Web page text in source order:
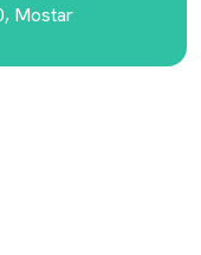
Mostar